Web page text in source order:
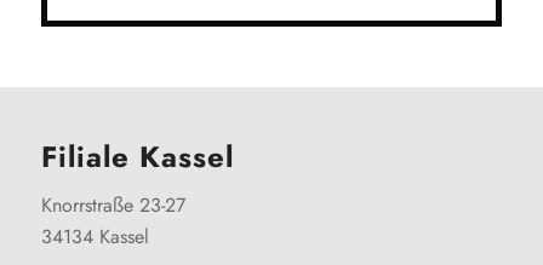
Filiale Kassel
Knorrstraße 23-27
34134 Kassel